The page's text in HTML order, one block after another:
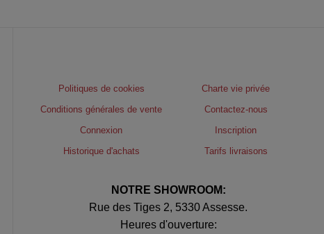
Politiques de cookies
Charte vie privée
Conditions générales de vente
Contactez-nous
Connexion
Inscription
Historique d'achats
Tarifs livraisons
NOTRE SHOWROOM:
Rue des Tiges 2, 5330 Assesse.
Heures d'ouverture: